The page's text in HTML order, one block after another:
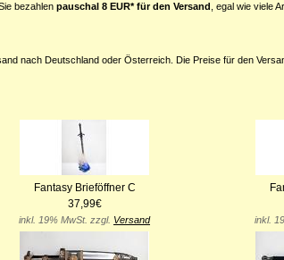
bezahlen pauschal 8 EUR* für den Versand
, egal wie viele
nach Deutschland oder Österreich. Die Preise für den
Fantasy Brieföffner C
37,99€
inkl. 19% MwSt. zzgl. Versand inkl.